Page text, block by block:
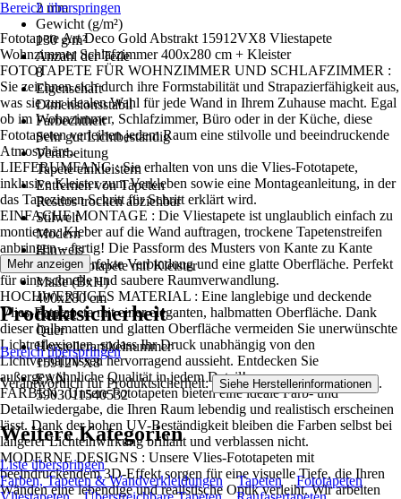
2 mm
Gewicht (g/m²)
130 g/m²
Anzahl der Teile
8
Eigenschaft
Dimensionsstabil
Farbechtheit
Sehr gut Lichtbeständig
Verarbeitung
Tapete einkleistern
Entfernen von Tapeten
Restlos trocken abziehbar
Stilwelt
Modern
Hinweis
Vlies Fototapete mit Kleister
Maße (BxH)
400x280 cm
Format
Quer
Herstellerartikelnummer
15912VX8
EAN
5903011540532
Bereich überspringen
Fototapete Art Deco Gold Abstrakt 15912VX8 Vliestapete
Wohnzimmer Schlafzimmer 400x280 cm + Kleister
FOTOTAPETE FÜR WOHNZIMMER UND SCHLAFZIMMER :
Sie zeichnen sich durch ihre Formstabilität und Strapazierfähigkeit aus,
was sie zur idealen Wahl für jede Wand in Ihrem Zuhause macht. Egal
ob im Wohnzimmer, Schlafzimmer, Büro oder in der Küche, diese
Fototapeten verleihen jedem Raum eine stilvolle und beeindruckende
Atmosphäre..
LIEFERUMFANG : Sie erhalten von uns die Vlies-Fototapete,
inklusive Kleister zum Verkleben sowie eine Montageanleitung, in der
das Tapezieren Schritt für Schritt erklärt wird.
EINFACHE MONTAGE : Die Vliestapete ist unglaublich einfach zu
montieren: Kleber auf die Wand auftragen, trockene Tapetenstreifen
anbringen – fertig! Die Passform des Musters von Kante zu Kante
sorgt für eine perfekte Verbindung und eine glatte Oberfläche. Perfekt
für eine schnelle und saubere Raumverwandlung.
HOCHWERTIGES MATERIAL : Eine langlebige und deckende
Vlies-Fototapete mit einer eleganten, halbmatten Oberfläche. Dank
dieser halbmatten und glatten Oberfläche vermeiden Sie unerwünschte
Lichtreflexionen, sodass Ihr Druck unabhängig von den
Lichtverhältnissen hervorragend aussieht. Entdecken Sie
außergewöhnliche Qualität in jedem Detail!
FARBEN : Unsere Fototapeten bieten eine ideale Farb- und
Detailwiedergabe, die Ihren Raum lebendig und realistisch erscheinen
lässt. Dank der hohen UV-Beständigkeit bleiben die Farben selbst bei
längerer Lichteinwirkung brillant und verblassen nicht.
MODERNE DESIGNS : Unsere Vlies-Fototapeten mit
beeindruckendem 3D-Effekt sorgen für eine visuelle Tiefe, die Ihren
Wänden eine lebendige und realistische Optik verleiht. Wir arbeiten
Mehr anzeigen
Produktsicherheit
Bereich überspringen
Verantwortlich für Produktsicherheit: Siehe Herstellerinformationen .
Weitere Kategorien
Liste überspringen
Farben, Tapeten & Wandverkleidungen
Tapeten
Fototapeten